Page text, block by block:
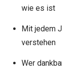
wie es ist
Mit jedem
verstehen
Wer